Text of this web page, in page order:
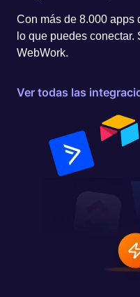
Con más de 8.000 apps
lo que puedes
WebWork.
Ver todas las